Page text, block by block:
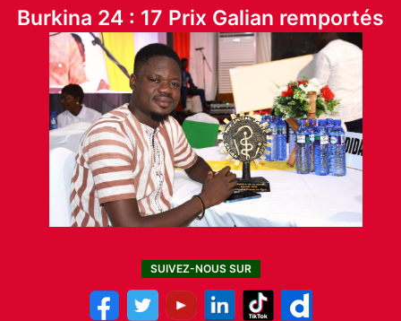
Burkina 24 : 17 Prix Galian remportés
SUIVEZ-NOUS SUR